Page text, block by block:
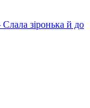
зіронька й до